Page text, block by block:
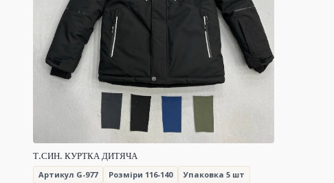
Т.СИН. КУРТКА ДИТЯЧА
Артикул G-977
Розміри 116-140 Упаковка 5 шт